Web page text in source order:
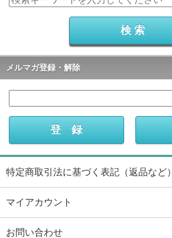
メルマガ登録・解除
特定商取引法に基づく表記（返品など）
マイアカウント
お問い合わせ